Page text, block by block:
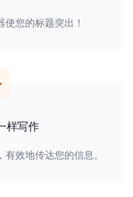
您的标题突出！
样写作
效地传达您的信息。